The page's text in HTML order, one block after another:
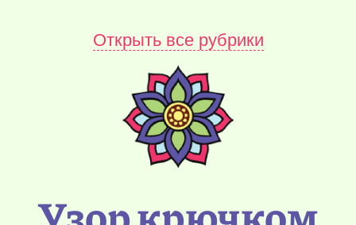
Открыть все рубрики